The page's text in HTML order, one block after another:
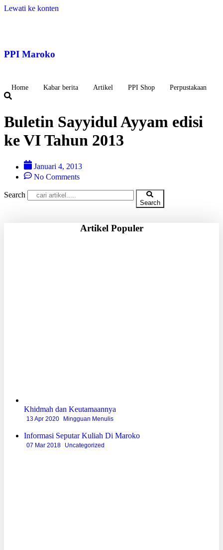
Lewati ke konten
PPI Maroko
Home Kabar berita Artikel PPI Shop Perpustakaan
Buletin Sayyidul Ayyam edisi
ke VI Tahun 2013
Januari 4, 2013
No Comments
Search
Search
Artikel Populer
Khidmah dan Keutamaannya
13 Apr 2020 Mingguan Menulis
Informasi Seputar Kuliah Di Maroko
07 Mar 2018 Uncategorized